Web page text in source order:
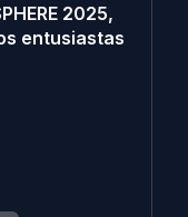
2025,
entusiastas